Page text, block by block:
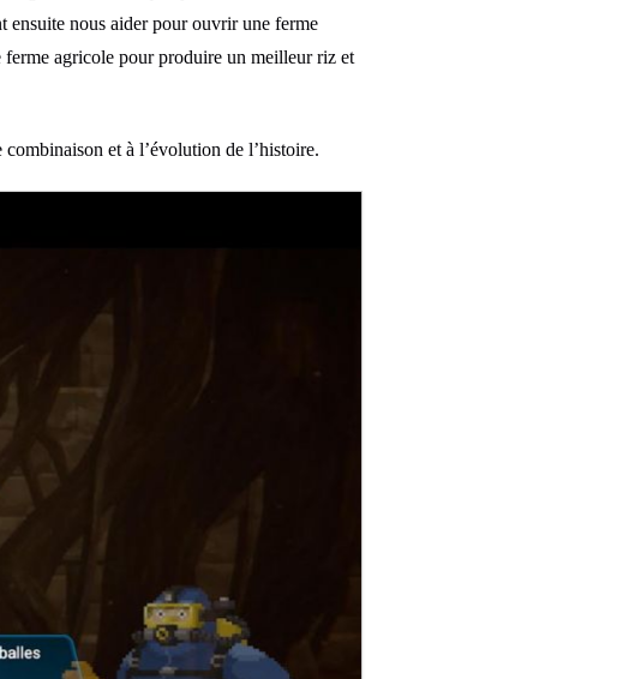
ensuite nous aider pour ouvrir une ferme
ferme agricole pour produire un meilleur riz et
et à l’évolution de l’histoire.